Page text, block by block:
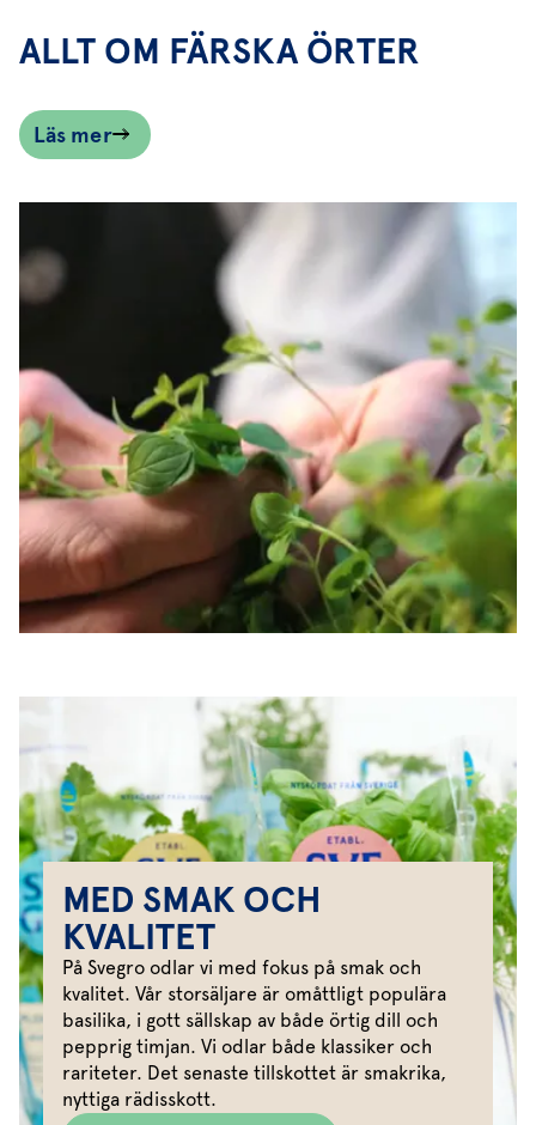
ALLT OM FÄRSKA ÖRTER
Läs mer
MED SMAK OCH
KVALITET
På Svegro odlar vi med fokus på smak och
kvalitet. Vår storsäljare är omåttligt populära
basilika, i gott sällskap av både örtig dill och
pepprig timjan. Vi odlar både klassiker och
rariteter. Det senaste tillskottet är smakrika,
nyttiga rädisskott.